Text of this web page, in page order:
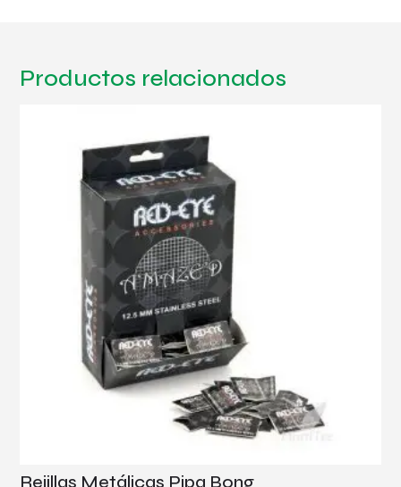
Productos relacionados
Rejillas Metálicas Pipa Bong